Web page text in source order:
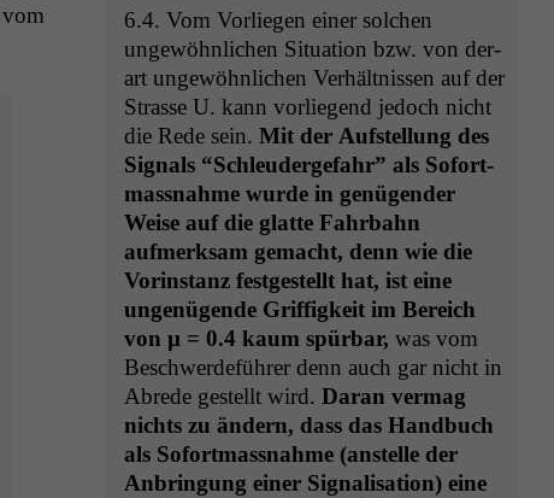
vom
6.4. Vom Vor­liegen ein­er solchen
ungewöhn­lichen Sit­u­a­tion bzw. von der­
art ungewöhn­lichen Ver­hält­nis­sen auf der
Strasse U. kann vor­liegend jedoch nicht
die Rede sein. Mit der Auf­stel­lung des
Sig­nals “Schleud­erge­fahr” als Sofort­
mass­nahme wurde in genü­gen­der
Weise auf die glat­te Fahrbahn
aufmerk­sam gemacht, denn wie die
Vorin­stanz fest­gestellt hat, ist eine
ungenü­gende Grif­figkeit im Bere­ich
von µ = 0.4 kaum spür­bar, was vom
Beschw­erde­führer denn auch gar nicht in
Abrede gestellt wird. Daran ver­mag
nichts zu ändern, dass das Hand­buch
als Sofort­mass­nahme (anstelle der
Anbringung ein­er Sig­nal­i­sa­tion) eine